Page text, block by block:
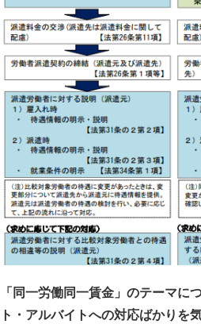
「同一労働同一賃金」のテーマに
ト・アルバイトへの対応ばかりを